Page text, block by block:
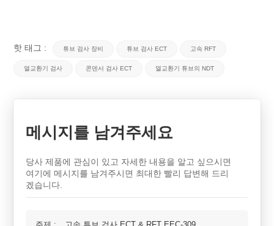
핫 태그 : 튜브 검사 장비 튜브 검사 ECT 고속 RFT
열교환기 검사 콘덴서 검사 ECT 열교환기 튜브의 NDT
메시지를 남겨주세요
당사 제품에 관심이 있고 자세한 내용을 알고 싶으시면
여기에 메시지를 남겨주시면 최대한 빨리 답변해 드리
겠습니다.